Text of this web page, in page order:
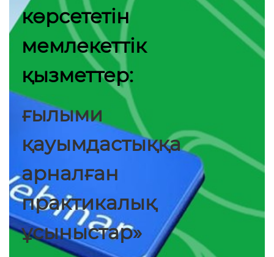
көрсететін
мемлекеттік
қызметтер:
ғылыми
қауымдастыққа
арналған
практикалық
ұсыныстар»